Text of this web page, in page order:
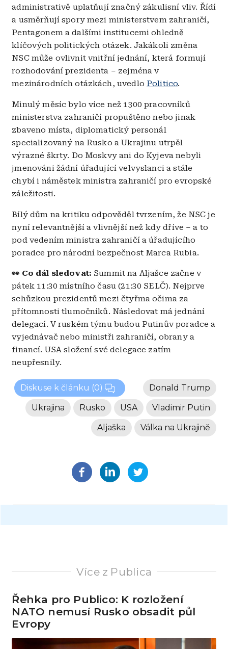
administrativě uplatňují značný zákulisní vliv. Řídí
a usměrňují spory mezi ministerstvem zahraničí,
Pentagonem a dalšími institucemi ohledně
klíčových politických otázek. Jakákoli změna
NSC může ovlivnit vnitřní jednání, která formují
rozhodování prezidenta – zejména v
mezinárodních otázkách, uvedlo Politico.
Minulý měsíc bylo více než 1300 pracovníků
ministerstva zahraničí propuštěno nebo jinak
zbaveno místa, diplomatický personál
specializovaný na Rusko a Ukrajinu utrpěl
výrazné škrty. Do Moskvy ani do Kyjeva nebyli
jmenováni žádní úřadující velvyslanci a stále
chybí i náměstek ministra zahraničí pro evropské
záležitosti.
Bílý dům na kritiku odpověděl tvrzením, že NSC je
nyní relevantnější a vlivnější než kdy dříve – a to
pod vedením ministra zahraničí a úřadujícího
poradce pro národní bezpečnost Marca Rubia.
👀 Co dál sledovat: Summit na Aljašce začne v
pátek 11:30 místního času (21:30 SELČ). Nejprve
schůzkou prezidentů mezi čtyřma očima za
přítomnosti tlumočníků. Následovat má jednání
delegací. V ruském týmu budou Putinův poradce a
vyjednávač nebo ministři zahraničí, obrany a
financí. USA složení své delegace zatím
neupřesnily.
Diskuse k článku (0) Donald Trump
Vladimir Putin
USA
Rusko
Ukrajina
Válka na Ukrajině
Aljaška
Více z Publica
Řehka pro Publico: K rozložení
NATO nemusí Rusko obsadit půl
Evropy